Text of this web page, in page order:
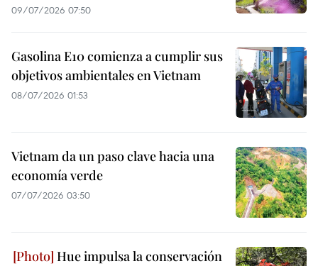
09/07/2026 07:50
Gasolina E10 comienza a cumplir sus
objetivos ambientales en Vietnam
08/07/2026 01:53
Vietnam da un paso clave hacia una
economía verde
07/07/2026 03:50
Hue impulsa la conservación